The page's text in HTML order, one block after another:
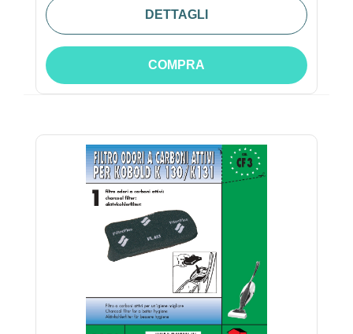
DETTAGLI
COMPRA